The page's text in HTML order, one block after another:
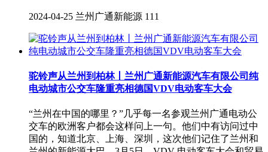
2024-04-25 兰州广通新能源 111
驼铃声从兰州到柏林丨兰州广通新能源汽车有限公司纯
电动城市公交车隆重亮相德国VDV电动客车大会
“兰州在中国的哪里？”几乎每一名参观兰州广通电动公
交车的欧洲客户都会这样问上一句。他们中有访问过中
国的，知道北京、上海、深圳，这次他们记住了兰州和